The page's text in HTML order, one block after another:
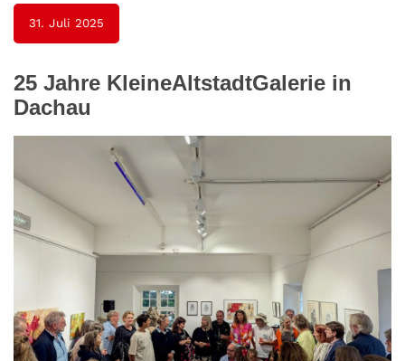
31. Juli 2025
25 Jahre KleineAltstadtGalerie in
Dachau